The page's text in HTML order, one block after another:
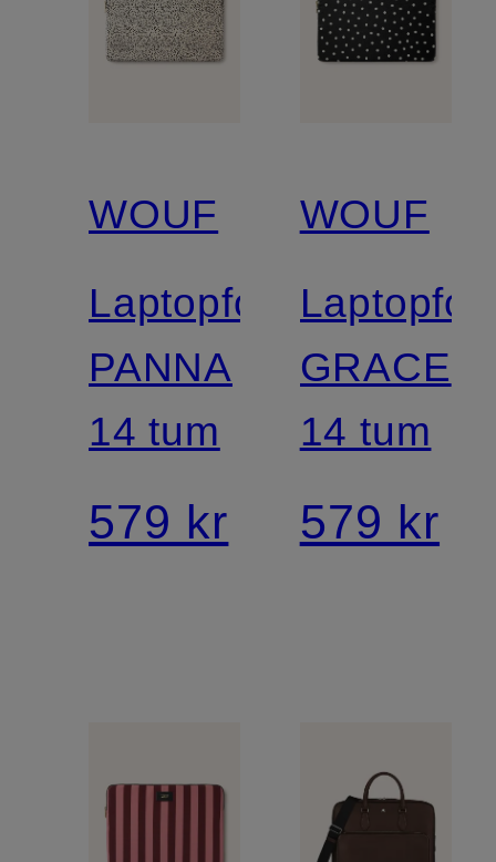
WOUF
Laptopfodral
PANNA
14 tum
579 kr
WOUF
GRACE
14 tum
579 kr